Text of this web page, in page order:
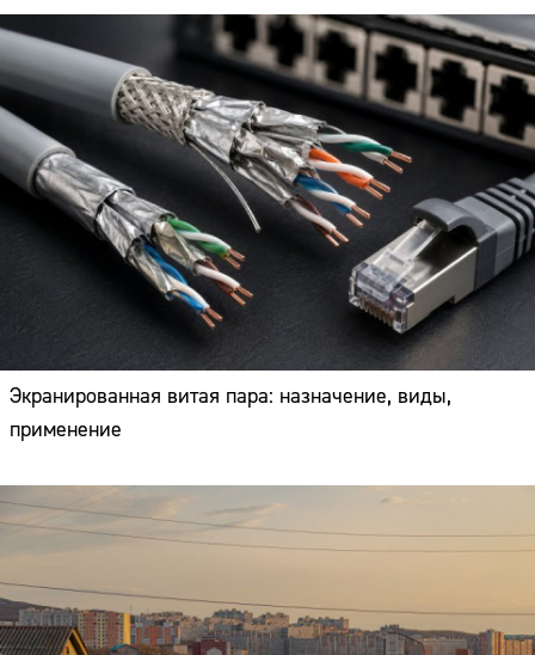
Экранированная витая пара: назначение, виды,
применение